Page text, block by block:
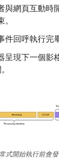
與網頁互動時
件回呼執行完
呈現下一個影
式開始執行前會